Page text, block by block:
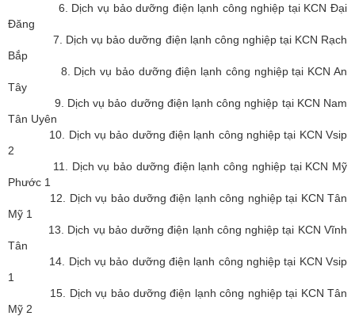
6. Dịch vụ bảo dưỡng điện lạnh công nghiệp tại KCN Đại
Đăng
7. Dịch vụ bảo dưỡng điện lạnh công nghiệp tại KCN Rạch
Bắp
8. Dịch vụ bảo dưỡng điện lạnh công nghiệp tại KCN An
Tây
9. Dịch vụ bảo dưỡng điện lạnh công nghiệp tại KCN Nam
Tân Uyên
10. Dịch vụ bảo dưỡng điện lạnh công nghiệp tại KCN Vsip
2
11. Dịch vụ bảo dưỡng điện lạnh công nghiệp tại KCN Mỹ
Phước 1
12. Dịch vụ bảo dưỡng điện lạnh công nghiệp tại KCN Tân
Mỹ 1
13. Dịch vụ bảo dưỡng điện lạnh công nghiệp tại KCN Vĩnh
Tân
14. Dịch vụ bảo dưỡng điện lạnh công nghiệp tại KCN Vsip
1
15. Dịch vụ bảo dưỡng điện lạnh công nghiệp tại KCN Tân
Mỹ 2